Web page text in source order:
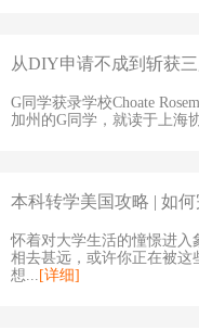
从DIY申请不成到斩获
G同学获录学校Choate
加州的G同学，就读于上海
本科转学美国攻略 | 如
怀着对大学生活的憧憬进
相去甚远，或许你正在被
想... [详细]